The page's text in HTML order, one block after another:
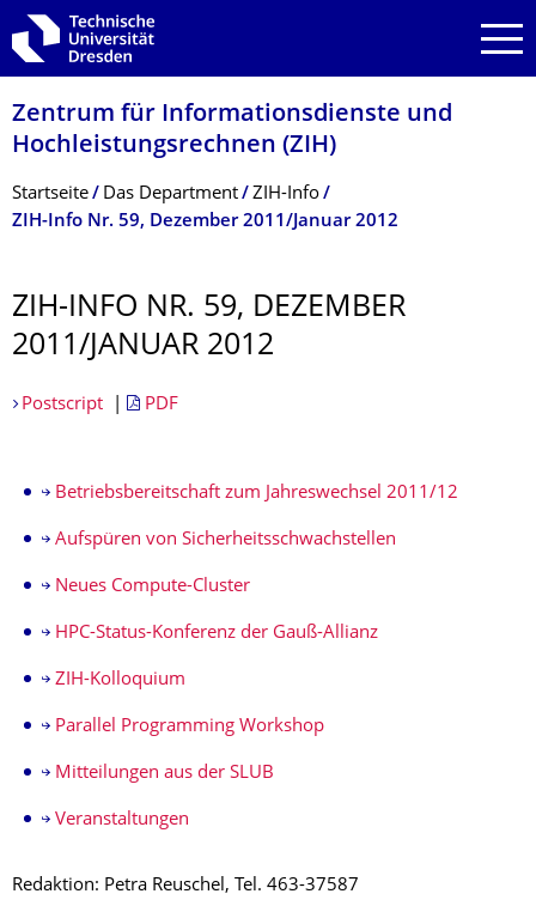
Zur Hauptnavigation springen
Zur Suche springen
Zum Inhalt springen
Zentrum für Informations­dienste und
Hochleistungs­rechnen (ZIH)
Breadcrumb-Menü
Startseite Das Department
ZIH-Info
ZIH-Info Nr. 59, Dezember 2011/Januar 2012
ZIH-INFO NR. 59, DEZEMBER
2011/JANUAR 2012
Postscript| PDF
Betriebsbereitschaft zum Jahreswechsel 2011/12
Aufspüren von Sicherheitsschwachstellen
Neues Compute-Cluster
HPC-Status-Konferenz der Gauß-Allianz
ZIH-Kolloquium
Parallel Programming Workshop
Mitteilungen aus der SLUB
Veranstaltungen
Redaktion: Petra Reuschel, Tel. 463-37587